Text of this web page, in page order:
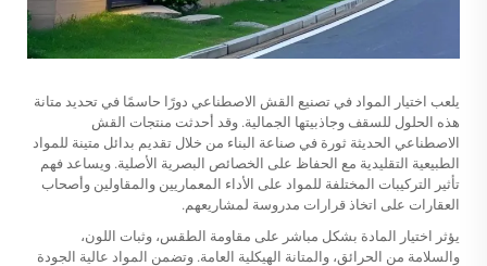
يلعب اختيار المواد في تصنيع القش الاصطناعي دورًا حاسمًا في تحديد متانة
هذه الحلول للسقف وجاذبيتها الجمالية. وقد أحدثت منتجات القش
الاصطناعي الحديثة ثورة في صناعة البناء من خلال تقديم بدائل متينة للمواد
الطبيعية التقليدية مع الحفاظ على الخصائص البصرية الأصلية. ويساعد فهم
تأثير التركيبات المختلفة للمواد على الأداء المعماريين والمقاولين وأصحاب
العقارات على اتخاذ قرارات مدروسة لمشاريعهم.
يؤثر اختيار المادة بشكل مباشر على مقاومة الطقس، وثبات اللون،
والسلامة من الحرائق، والمتانة الهيكلية العامة. وتضمن المواد عالية الجودة